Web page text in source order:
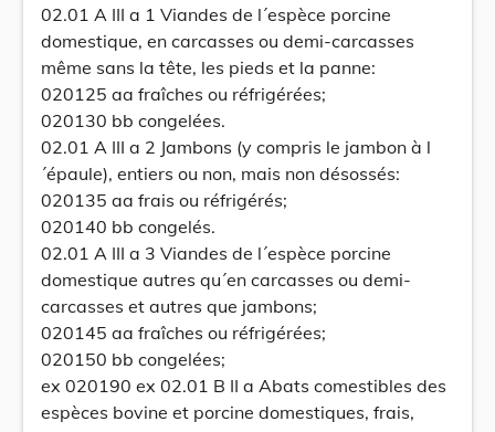
02.01 A III a 1 Viandes de l´espèce porcine
domestique, en carcasses ou demi-carcasses
même sans la tête, les pieds et la panne:
020125 aa fraîches ou réfrigérées;
020130 bb congelées.
02.01 A III a 2 Jambons (y compris le jambon à l
´épaule), entiers ou non, mais non désossés:
020135 aa frais ou réfrigérés;
020140 bb congelés.
02.01 A III a 3 Viandes de l´espèce porcine
domestique autres qu´en carcasses ou demi-
carcasses et autres que jambons;
020145 aa fraîches ou réfrigérées;
020150 bb congelées;
ex 020190 ex 02.01 B II a Abats comestibles des
espèces bovine et porcine domestiques, frais,